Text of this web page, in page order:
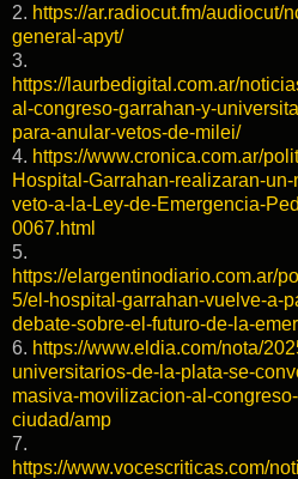
2. https://ar.radiocut.fm/audiocut/
general-apyt/
3.
https://laurbedigital.com.ar/
al-congreso-garrahan-y-
para-anular-vetos-de-milei/
4. https://www.cronica.com.ar/
Hospital-Garrahan-realizaran-
veto-a-la-Ley-de-Emergencia-
0067.html
5.
https://elargentinodiario.com.ar/
5/el-hospital-garrahan-vuelve-a-
debate-sobre-el-futuro-de-la-
6. https://www.eldia.com/nota/
universitarios-de-la-plata-se-
masiva-movilizacion-al-
ciudad/amp
7.
https://www.vocescriticas.com/